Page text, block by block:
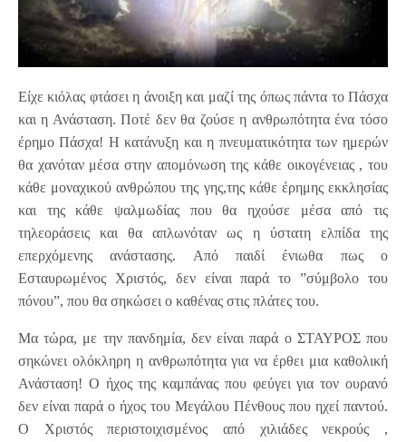
Είχε κιόλας φτάσει η άνοιξη και μαζί της όπως πάντα το Πάσχα
και η Ανάσταση. Ποτέ δεν θα ζούσε η ανθρωπότητα ένα τόσο
έρημο Πάσχα! Η κατάνυξη και η πνευματικότητα των ημερών
θα χανόταν μέσα στην απομόνωση της κάθε οικογένειας , του
κάθε μοναχικού ανθρώπου της γης,της κάθε έρημης εκκλησίας
και της κάθε ψαλμωδίας που θα ηχούσε μέσα από τις
τηλεοράσεις και θα απλωνόταν ως η ύστατη ελπίδα της
επερχόμενης ανάστασης. Από παιδί ένιωθα πως ο
Εσταυρωμένος Χριστός, δεν είναι παρά το ”σύμβολο του
πόνου”, που θα σηκώσει ο καθένας στις πλάτες του.
Μα τώρα, με την πανδημία, δεν είναι παρά ο ΣΤΑΥΡΟΣ που
σηκώνει ολόκληρη η ανθρωπότητα για να έρθει μια καθολική
Ανάσταση! Ο ήχος της καμπάνας που φεύγει για τον ουρανό
δεν είναι παρά ο ήχος του Mεγάλου Πένθους που ηχεί παντού.
Ο Χριστός περιστοιχισμένος από χιλιάδες νεκρούς ,